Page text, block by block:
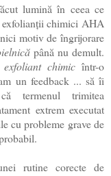
lumină în ceea ce
chimici AHA
motiv de îngrijorare
până nu demult.
exfoliant chimicîntr-o
un feedback ... să îi
termenul trimitea
extrem executat
cu probleme grave de
rutine corecte de